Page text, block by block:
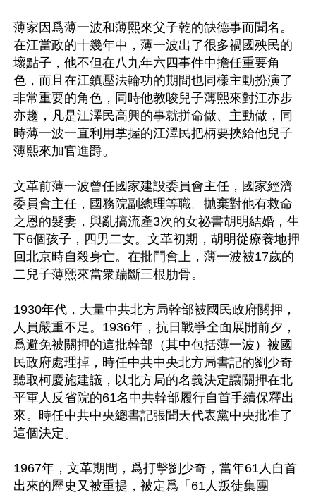
薄家因爲薄一波和薄熙來父子乾的缺德事而聞名。
在江當政的十幾年中，薄一波出了很多禍國殃民的
壞點子，他不但在八九年六四事件中擔任重要角
色，而且在江鎮壓法輪功的期間也同樣主動扮演了
非常重要的角色，同時他教唆兒子薄熙來對江亦步
亦趨，凡是江澤民高興的事就拼命做、主動做，同
時薄一波一直利用掌握的江澤民把柄要挾給他兒子
薄熙來加官進爵。
文革前薄一波曾任國家建設委員會主任，國家經濟
委員會主任，國務院副總理等職。拋棄對他有救命
之恩的髮妻，與亂搞流產3次的女祕書胡明結婚，生
下6個孩子，四男二女。文革初期，胡明從療養地押
回北京時自殺身亡。在批鬥會上，薄一波被17歲的
二兒子薄熙來當衆踹斷三根肋骨。
1930年代，大量中共北方局幹部被國民政府關押，
人員嚴重不足。1936年，抗日戰爭全面展開前夕，
爲避免被關押的這批幹部（其中包括薄一波）被國
民政府處理掉，時任中共中央北方局書記的劉少奇
聽取柯慶施建議，以北方局的名義決定讓關押在北
平軍人反省院的61名中共幹部履行自首手續保釋出
來。時任中共中央總書記張聞天代表黨中央批准了
這個決定。
1967年，文革期間，爲打擊劉少奇，當年61人自首
出來的歷史又被重提，被定爲「61人叛徒集團